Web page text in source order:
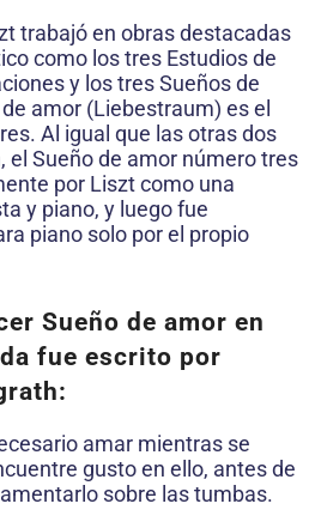
trabajó en obras destacadas
como los tres Estudios de
y los tres Sueños de
amor (Liebestraum) es el
Al igual que las otras dos
el Sueño de amor número tres
por Liszt como una
y piano, y luego fue
piano solo por el propio
Sueño de amor en
fue escrito por
amar mientras se
gusto en ello, antes de
sobre las tumbas.